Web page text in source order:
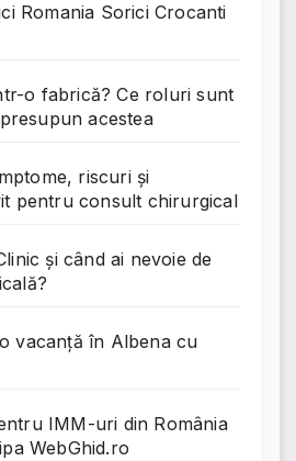
Romania Sorici Crocanti
o fabrică? Ce roluri sunt
acestea
riscuri și
pentru consult chirurgical
și când ai nevoie de
vacanță în Albena cu
IMM-uri din România
WebGhid.ro